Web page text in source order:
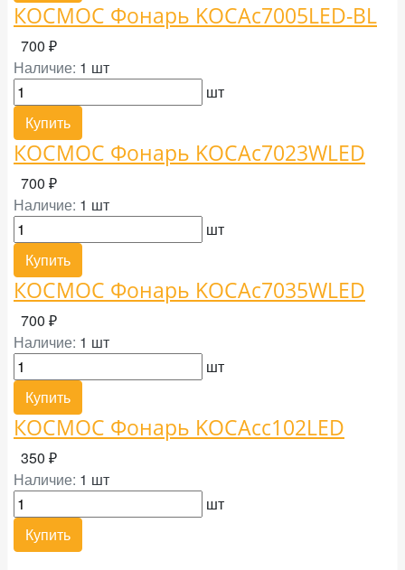
КОСМОС Фонарь KOCAc7005LED-BL
700 ₽
Наличие: 1 шт
шт
Купить
КОСМОС Фонарь KOCAc7023WLED
700 ₽
Наличие: 1 шт
шт
Купить
КОСМОС Фонарь KOCAc7035WLED
700 ₽
Наличие: 1 шт
шт
Купить
КОСМОС Фонарь KOCAcc102LED
350 ₽
Наличие: 1 шт
шт
Купить